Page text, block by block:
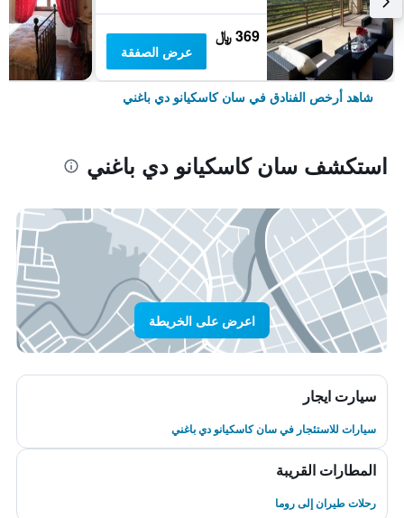
369 ﷼
عرض الصفقة
شاهد أرخص الفنادق في سان كاسكيانو دي باغني
استكشف سان كاسكيانو دي باغني
اعرض على الخريطة
سيارت ايجار
سيارات للاستئجار في سان كاسكيانو دي باغني
المطارات القريبة
رحلات طيران إلى روما